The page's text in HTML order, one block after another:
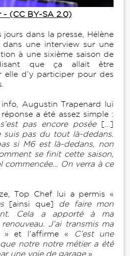
- (CC BY-SA 2.0)
dans la presse, Hélène
dans une interview sur une
à une sixième saison de
que ça allait être
d’y participer pour des
Augustin Trapenard lui
a été assez simple :
pas encore posée […]
suis pas du tout là-dedans.
si M6 est là-dedans, non
se finit cette saison,
commencée… On verra à ce
Top Chef lui a permis «
[ainsi que] de faire mon
Cela a apporté à ma
J’ai transmis ma
et l’affirme «
C’est une
notre notre métier a été
une voie de garage ».